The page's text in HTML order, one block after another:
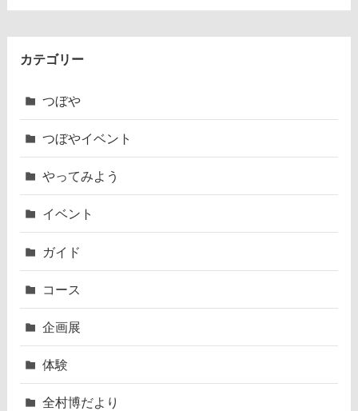
カテゴリー
つぼや
つぼやイベント
やってみよう
イベント
ガイド
コース
企画展
体験
全村博だより